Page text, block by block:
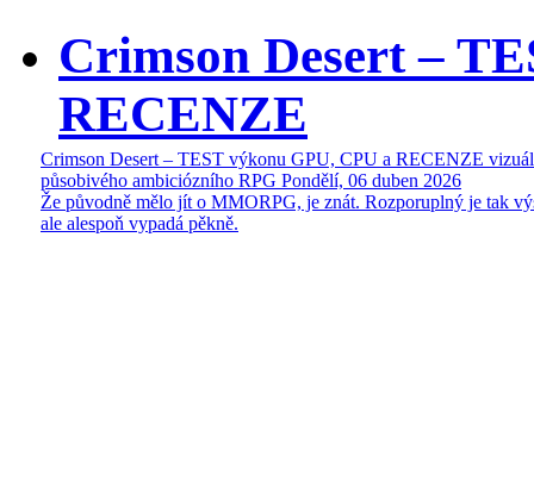
Crimson Desert –
RECENZE
Crimson Desert – TEST výkonu GPU, CPU a RECENZE
působivého ambiciózního RPG Pondělí, 06 duben 2026
Že původně mělo jít o MMORPG, je znát. Rozporuplný je tak
ale alespoň vypadá pěkně.